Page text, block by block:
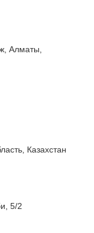
Алматы,
Казахстан
5/2